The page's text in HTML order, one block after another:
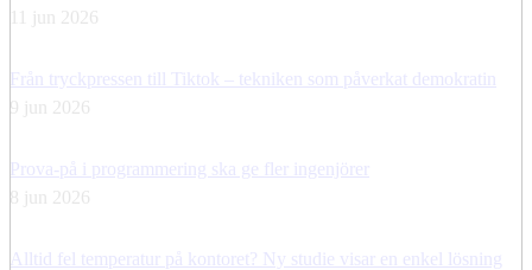
11 jun 2026
Från tryckpressen till Tiktok – tekniken som påverkat demokratin
9 jun 2026
Prova-på i programmering ska ge fler ingenjörer
8 jun 2026
Alltid fel temperatur på kontoret? Ny studie visar en enkel lösning